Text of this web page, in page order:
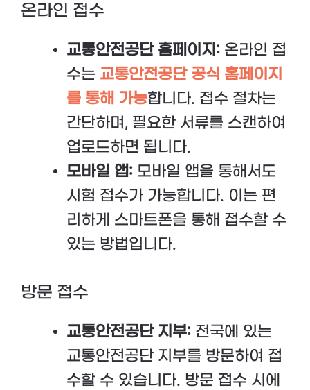
온라인 접수
교통안전공단 홈페이지: 온라인 접
수는 교통안전공단 공식 홈페이지
를 통해 가능합니다. 접수 절차는
간단하며, 필요한 서류를 스캔하여
업로드하면 됩니다.
모바일 앱: 모바일 앱을 통해서도
시험 접수가 가능합니다. 이는 편
리하게 스마트폰을 통해 접수할 수
있는 방법입니다.
방문 접수
교통안전공단 지부: 전국에 있는
교통안전공단 지부를 방문하여 접
수할 수 있습니다. 방문 접수 시에